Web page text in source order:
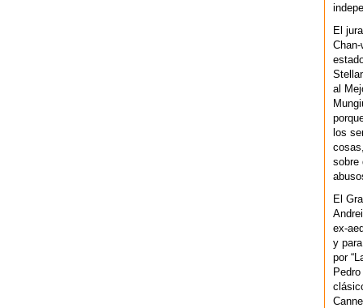
El
al
los
sobre
El
ex-
y
por